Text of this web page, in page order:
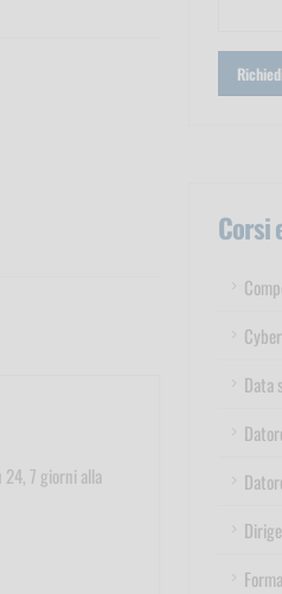
7 giorni alla
Corsi
Data